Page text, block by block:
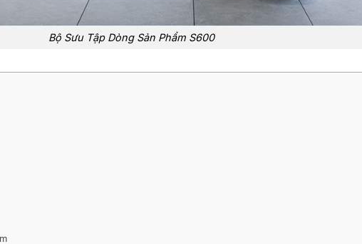
Bộ Sưu Tập Dòng Sản Phẩm S600